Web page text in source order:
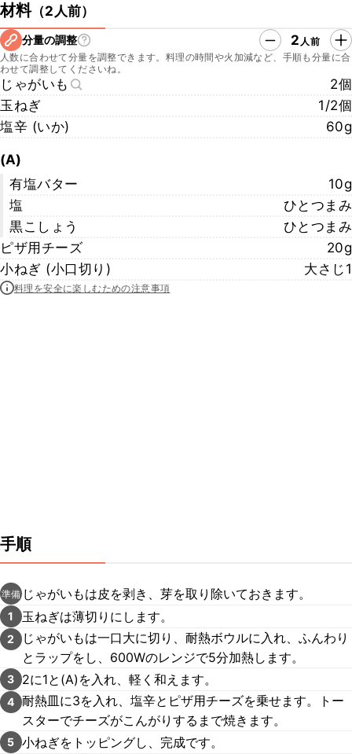
材料（2人前）
分量の調整 2 人前
人数に合わせて分量を調整できます。料理の時間や火加減など、手順も分量に合
わせて調整してくださいね。
じゃがいも
2個
玉ねぎ
1/2個
塩辛 (いか)
60g
(A)
有塩バター
10g
塩
ひとつまみ
黒こしょう
ひとつまみ
ピザ用チーズ
20g
小ねぎ (小口切り)
大さじ1
料理を安全に楽しむための注意事項
手順
準備 じゃがいもは皮を剥き、芽を取り除いておきます。
1 玉ねぎは薄切りにします。
2
じゃがいもは一口大に切り、耐熱ボウルに入れ、ふんわり
とラップをし、600Wのレンジで5分加熱します。
3 2に1と(A)を入れ、軽く和えます。
4 耐熱皿に3を入れ、塩辛とピザ用チーズを乗せます。トー
スターでチーズがこんがりするまで焼きます。
5 小ねぎをトッピングし、完成です。